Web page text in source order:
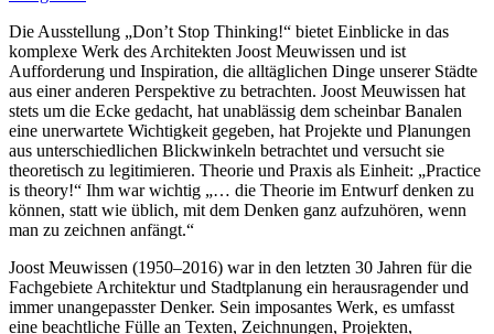
Die Ausstellung „Don’t Stop Thinking!“ bietet Einblicke in das
komplexe Werk des Architekten Joost Meuwissen und ist
Aufforderung und Inspiration, die alltäglichen Dinge unserer Städte
aus einer anderen Perspektive zu betrachten. Joost Meuwissen hat
stets um die Ecke gedacht, hat unablässig dem scheinbar Banalen
eine unerwartete Wichtigkeit gegeben, hat Projekte und Planungen
aus unterschiedlichen Blickwinkeln betrachtet und versucht sie
theoretisch zu legitimieren. Theorie und Praxis als Einheit: „Practice
is theory!“ Ihm war wichtig „… die Theorie im Entwurf denken zu
können, statt wie üblich, mit dem Denken ganz aufzuhören, wenn
man zu zeichnen anfängt.“
Joost Meuwissen (1950–2016) war in den letzten 30 Jahren für die
Fachgebiete Architektur und Stadtplanung ein herausragender und
immer unangepasster Denker. Sein imposantes Werk, es umfasst
eine beachtliche Fülle an Texten, Zeichnungen, Projekten,